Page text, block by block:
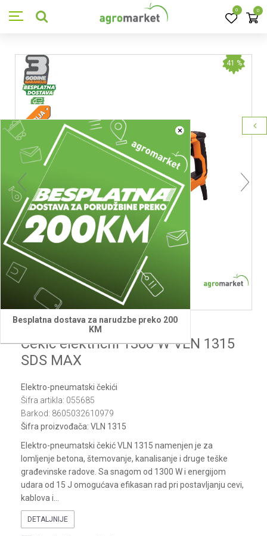
0 0
×
Besplatna dostava za narudzbe preko 200
KM
2 3
41 %
Villager
Cekic elektricni 1300 W VLN 1315
SDS MAX
Elektro-pneumatski čekići
Šifra artikla: 055685
Barkod: 8605032610979
Šifra proizvođača: VLN 1315
Elektro-pneumatski čekić VLN 1315 namenjen je za
lomljenje betona, štemovanje, kanalisanje i druge teške
građevinske radove. Sa snagom od 1300 W i energijom
udara od 15 J omogućava efikasan rad pri postavljanju cevi,
kablova i
DETALJNIJE